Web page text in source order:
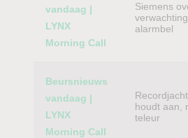
vandaag |
LYNX
Morning Call
Siemens
alarmbel
Beursnieuws
vandaag |
LYNX
Morning Call
houdt aan,
teleur